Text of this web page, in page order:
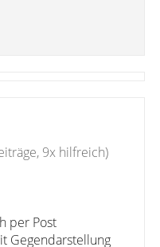
9x hilfreich)
per Post
Gegendarstellung